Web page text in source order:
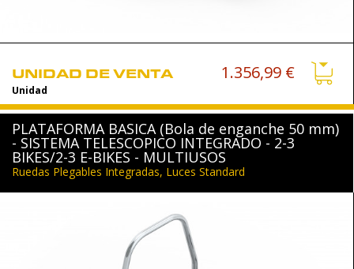
UNIDAD DE VENTA
Unidad
1.356,99 €
PLATAFORMA BASICA (Bola de enganche 50 mm)
- SISTEMA TELESCOPICO INTEGRADO - 2-3
BIKES/2-3 E-BIKES - MULTIUSOS
Ruedas Plegables Integradas, Luces Standard